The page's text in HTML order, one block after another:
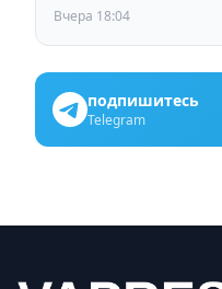
Вчера 18:04
подпишитесь
Telegram